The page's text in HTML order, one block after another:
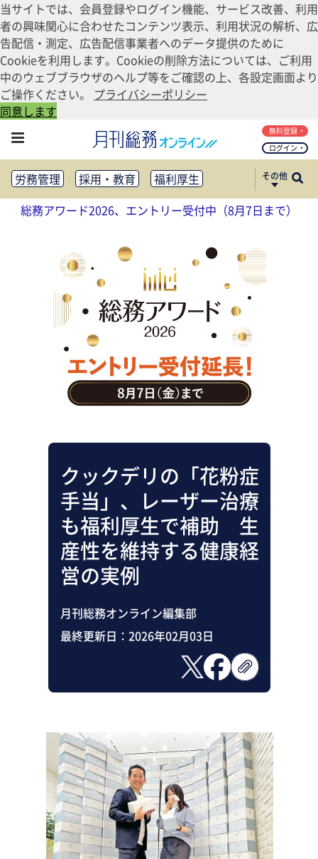
当サイトでは、会員登録やログイン機能、サービス改善、利用
者の興味関心に合わせたコンテンツ表示、利用状況の解析、広
告配信・測定、広告配信事業者へのデータ提供のために
Cookieを利用します。Cookieの削除方法については、ご利用
中のウェブブラウザのヘルプ等をご確認の上、各設定画面より
ご操作ください。 プライバシーポリシー
同意します
ログイン
無料登録
労務管理 採用・教育
福利厚生
健康経営
働き方改革
法務・コンプライアンス
リスクマネジメント・BCP
社外・社内広報
社外・社内コミュニケーション活性化
FM・オフィス移転
CSR・SDGs
テクノロジー活用・DX
助成金・補助金・コスト削減
アウトソーシング・BPO
調査・レポート
その他
総務アワード2026、エントリー受付中（8月7日まで）
クックデリの「花粉症
手当」、レーザー治療
も福利厚生で補助 生
産性を維持する健康経
営の実例
月刊総務オンライン編集部
最終更新日： 2026年02月03日